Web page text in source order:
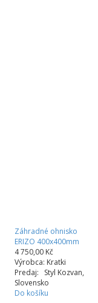
Záhradné ohnisko
ERIZO 400x400mm
4 750,00 Kč
Výrobca: Kratki
Predaj: Styl Kozvan,
Slovensko
Do košíku